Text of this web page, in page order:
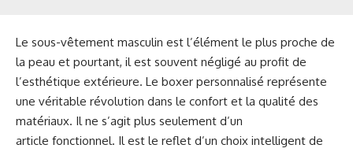
Le sous-vêtement masculin est l’élément le plus proche de
la peau et pourtant, il est souvent négligé au profit de
l’esthétique extérieure. Le boxer personnalisé représente
une véritable révolution dans le confort et la qualité des
matériaux. Il ne s’agit plus seulement d’un
article fonctionnel. Il est le reflet d’un choix intelligent de